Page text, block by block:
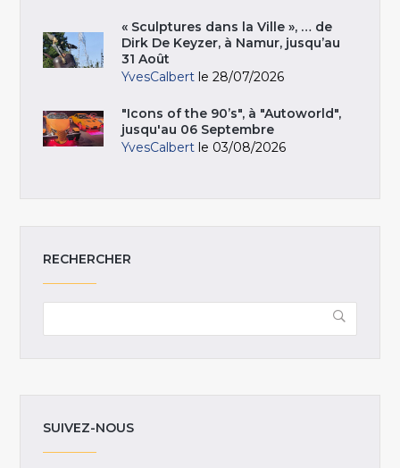
« Sculptures dans la Ville », … de
Dirk De Keyzer, à Namur, jusqu’au
31 Août
YvesCalbert le 28/07/2026
"Icons of the 90’s", à "Autoworld",
jusqu'au 06 Septembre
YvesCalbert le 03/08/2026
RECHERCHER
SUIVEZ-NOUS